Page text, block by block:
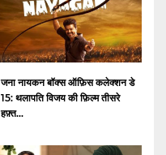
जना नायकन बॉक्स ऑफ़िस कलेक्शन डे
15: थलापति विजय की फ़िल्म तीसरे
हफ़्त...